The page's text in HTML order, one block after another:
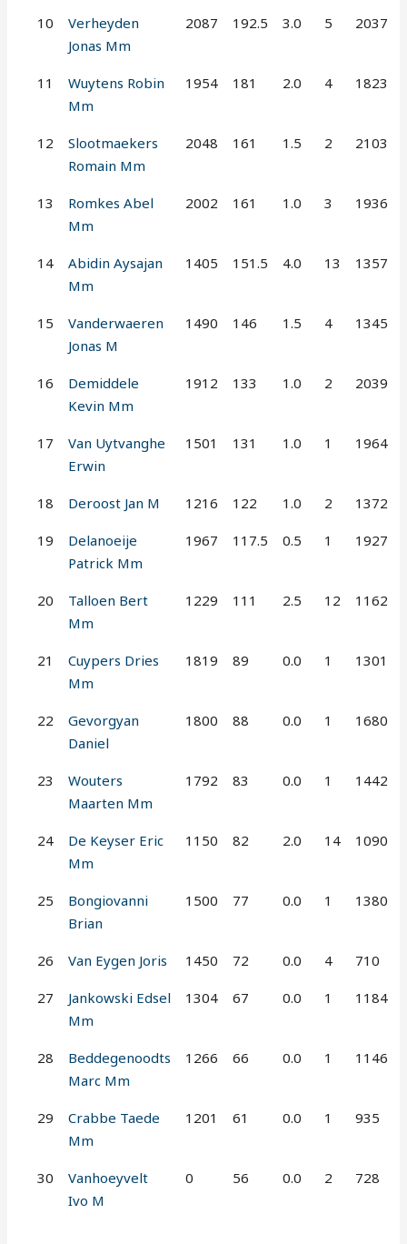
10
Verheyden
Jonas Mm
2087 192.5 3.0 5 2037
11
Wuytens Robin
Mm
1954 181 2.0 4 1823
12
Slootmaekers
Romain Mm
2048 161 1.5 2 2103
13
Romkes Abel
Mm
2002 161 1.0 3 1936
14
Abidin Aysajan
Mm
1405 151.5 4.0 13 1357
15
Vanderwaeren
Jonas M
1490 146 1.5 4 1345
16
Demiddele
Kevin Mm
1912 133 1.0 2 2039
17
Van Uytvanghe
Erwin
1501 131 1.0 1 1964
18 Deroost Jan M 1216 122 1.0 2 1372
19
Delanoeije
Patrick Mm
1967 117.5 0.5 1 1927
20
Talloen Bert
Mm
1229 111 2.5 12 1162
21
Cuypers Dries
Mm
1819 89 0.0 1 1301
22
Gevorgyan
Daniel
1800 88 0.0 1 1680
23
Wouters
Maarten Mm
1792 83 0.0 1 1442
24
De Keyser Eric
Mm
1150 82 2.0 14 1090
25
Bongiovanni
Brian
1500 77 0.0 1 1380
26 Van Eygen Joris 1450 72 0.0 4 710
27
Jankowski Edsel
Mm
1304 67 0.0 1 1184
28
Beddegenoodts
Marc Mm
1266 66 0.0 1 1146
29
Crabbe Taede
Mm
1201 61 0.0 1 935
30
Vanhoeyvelt
Ivo M
0 56 0.0 2 728